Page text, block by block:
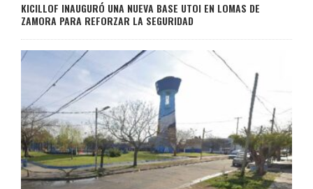
KICILLOF INAUGURÓ UNA NUEVA BASE UTOI EN LOMAS DE
ZAMORA PARA REFORZAR LA SEGURIDAD